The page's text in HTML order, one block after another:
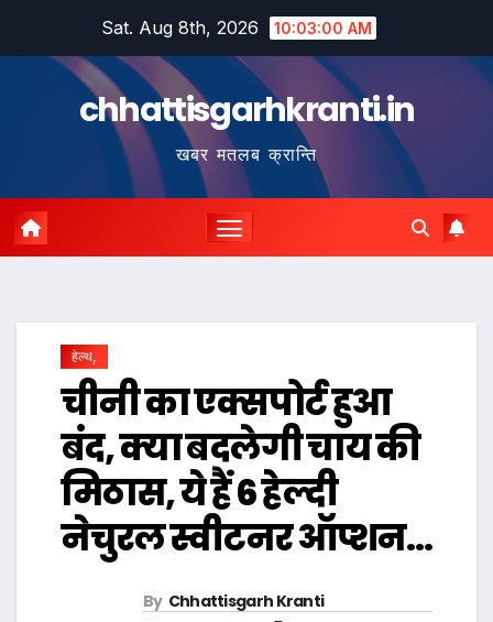
Sat. Aug 8th, 2026 10:03:01 AM
chhattisgarhkranti.in
खबर मतलब क्रान्ति
हेल्थ,
चीनी का एक्सपोर्ट हुआ
बंद, क्या बदलेगी चाय की
मिठास, ये हैं 6 हेल्दी
नेचुरल स्वीटनर ऑप्शन…
By Chhattisgarh Kranti